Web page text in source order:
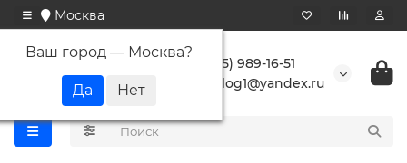
Москва
Ваш город — Москва?
+7 (495) 989-16-51
buranlog1@yandex.ru